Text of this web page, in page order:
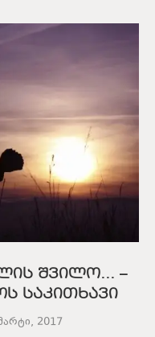
შვილო… –
საკითხავი
2017